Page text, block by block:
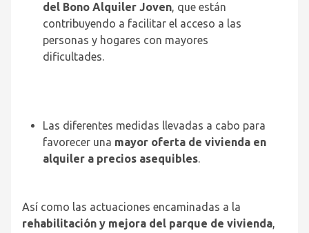
del Bono Alquiler Joven, que están
contribuyendo a facilitar el acceso a las
personas y hogares con mayores
dificultades.
Las diferentes medidas llevadas a cabo para
favorecer una mayor oferta de vivienda en
alquiler a precios asequibles.
Así como las actuaciones encaminadas a la
rehabilitación y mejora del parque de vivienda,